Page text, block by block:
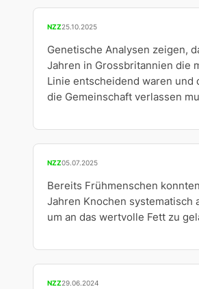
NZZ25.10.2025
Genetische Analysen zeigen,
Jahren in Grossbritannien die
Linie entscheidend waren und
die Gemeinschaft verlassen
NZZ05.07.2025
Bereits Frühmenschen
Jahren Knochen systematisch
um an das wertvolle Fett zu
NZZ29.06.2024